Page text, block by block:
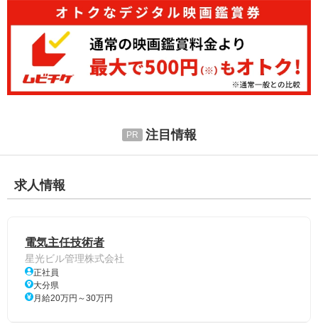
注目情報
求人情報
電気主任技術者
星光ビル管理株式会社
正社員
大分県
月給20万円～30万円